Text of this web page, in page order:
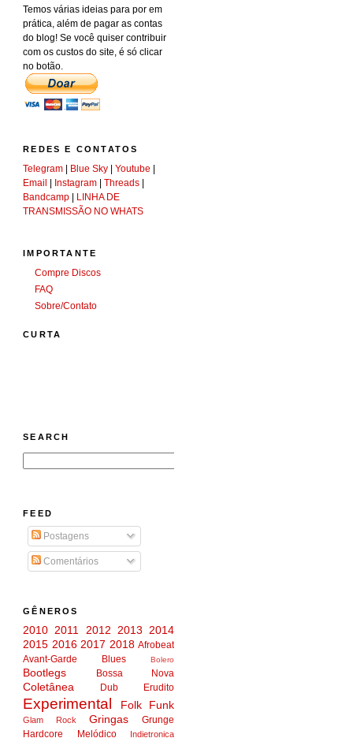
Temos várias ideias para por em
prática, além de pagar as contas
do blog! Se você quiser contribuir
com os custos do site, é só clicar
no botão.
REDES E CONTATOS
Telegram | Blue Sky |Youtube |
Email | Instagram |Threads |
Bandcamp | LINHA DE
TRANSMISSÃO NO WHATS
IMPORTANTE
Compre Discos
FAQ
Sobre/Contato
CURTA
SEARCH
FEED
Postagens
Comentários
GÊNEROS
2010 2011 2012 2013 2014
2015 2016 2017 2018 Afrobeat
Avant-Garde
Blues Bolero
Bootlegs Bossa Nova
Coletânea Dub Erudito
Experimental Folk Funk
Glam Rock Gringas
Grunge
Hardcore Melódico
Indietronica